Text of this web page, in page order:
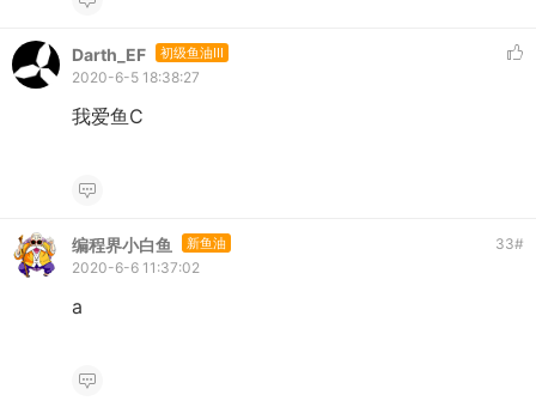
Darth_EF 初级鱼油III
2020-6-5 18:38:27
我爱鱼C
编程界小白鱼 新鱼油 33#
2020-6-6 11:37:02
a